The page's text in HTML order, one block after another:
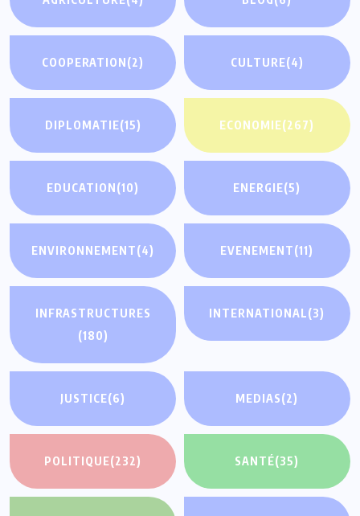
COOPERATION(2) CULTURE(4)
DIPLOMATIE(15) ECONOMIE(267)
EDUCATION(10) ENERGIE(5)
ENVIRONNEMENT(4) EVENEMENT(11)
INFRASTRUCTURES
(180)
INTERNATIONAL(3)
JUSTICE(6) MEDIAS(2)
POLITIQUE(232) SANTÉ(35)